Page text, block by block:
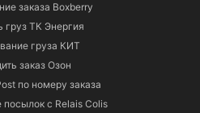
заказа Boxberry
груз ТК Энергия
груза КИТ
заказ Озон
по номеру заказа
с Relais Colis